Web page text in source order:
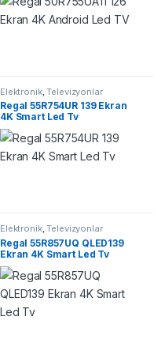
Elektronik,Televizyonlar
Regal 55R754UR 139 Ekran
4K Smart Led Tv
Elektronik,Televizyonlar
Regal 55R857UQ QLED139
Ekran 4K Smart Led Tv